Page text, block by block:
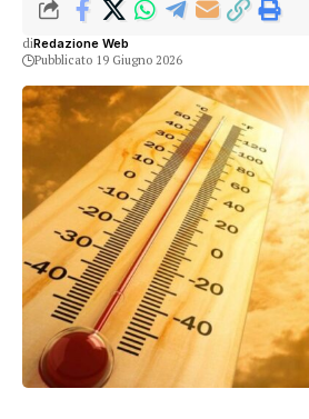
diRedazione Web
Pubblicato 19 Giugno 2026